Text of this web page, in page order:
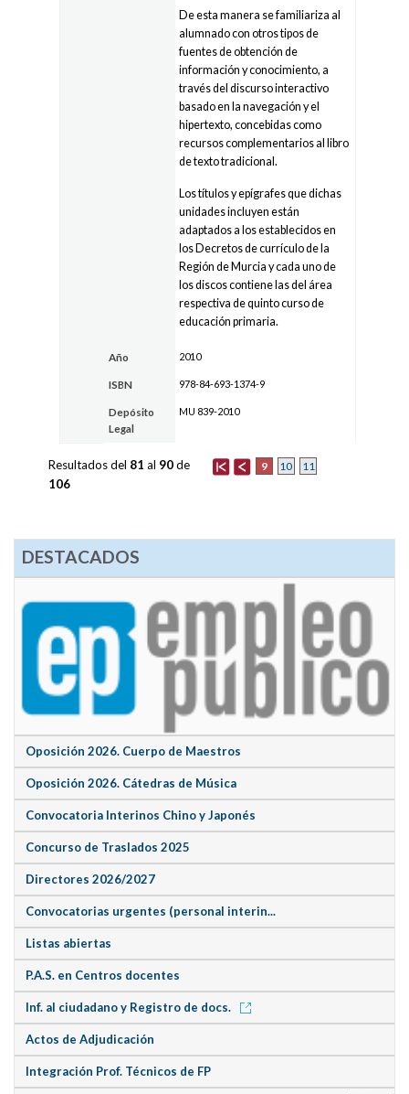
De esta manera se familiariza al
alumnado con otros tipos de
fuentes de obtención de
información y conocimiento, a
través del discurso interactivo
basado en la navegación y el
hipertexto, concebidas como
recursos complementarios al libro
de texto tradicional.
Los títulos y epígrafes que dichas
unidades incluyen están
adaptados a los establecidos en
los Decretos de currículo de la
Región de Murcia y cada uno de
los discos contiene las del área
respectiva de quinto curso de
educación primaria.
Año 2010
ISBN 978-84-693-1374-9
Depósito
Legal
MU 839-2010
9 10 11
Resultados del 81 al 90de
106
DESTACADOS
Oposición 2026. Cuerpo de Maestros
Oposición 2026. Cátedras de Música
Convocatoria Interinos Chino y Japonés
Concurso de Traslados 2025
Directores 2026/2027
Convocatorias urgentes (personal interin...
Listas abiertas
P.A.S. en Centros docentes
Inf. al ciudadano y Registro de docs.
Actos de Adjudicación
Integración Prof. Técnicos de FP